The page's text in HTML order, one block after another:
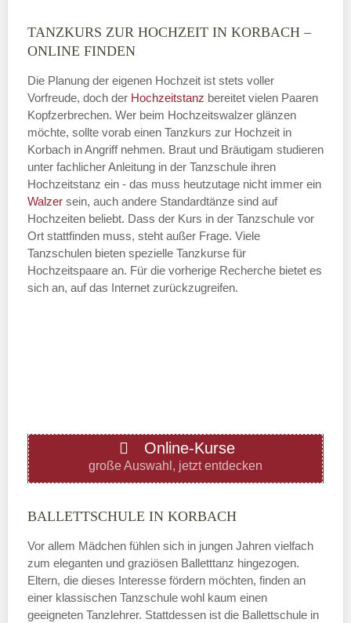
Montag
—
ÖFFNUNGSZEITEN HINZUFÜGEN
Dienstag
—
ÖFFNUNGSZEITEN HINZUFÜGEN
Donnerstag
—
ÖFFNUNGSZEITEN HINZUFÜGEN
Freitag
TANZKURS ZUR HOCHZEIT IN KORBACH –
ONLINE FINDEN
Die Planung der eigenen Hochzeit ist stets voller
Vorfreude, doch der Hochzeitstanz bereitet vielen Paaren
Kopfzerbrechen. Wer beim Hochzeitswalzer glänzen
möchte, sollte vorab einen Tanzkurs zur Hochzeit in
Korbach in Angriff nehmen. Braut und Bräutigam studieren
unter fachlicher Anleitung in der Tanzschule ihren
Hochzeitstanz ein - das muss heutzutage nicht immer ein
Walzer sein, auch andere Standardtänze sind auf
Hochzeiten beliebt. Dass der Kurs in der Tanzschule vor
Ort stattfinden muss, steht außer Frage. Viele
Tanzschulen bieten spezielle Tanzkurse für
Hochzeitspaare an. Für die vorherige Recherche bietet es
sich an, auf das Internet zurückzugreifen.
Online-Kurse
große Auswahl, jetzt entdecken
BALLETTSCHULE IN KORBACH
Vor allem Mädchen fühlen sich in jungen Jahren vielfach
zum eleganten und graziösen Balletttanz hingezogen.
Eltern, die dieses Interesse fördern möchten, finden an
einer klassischen Tanzschule wohl kaum einen
geeigneten Tanzlehrer. Stattdessen ist die Ballettschule in